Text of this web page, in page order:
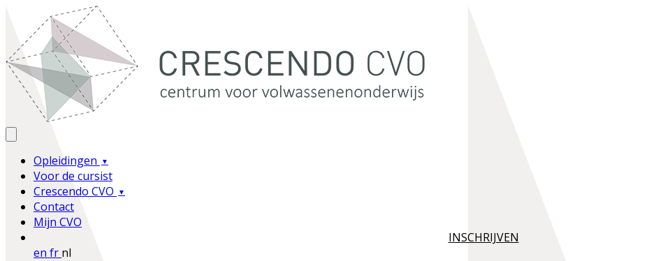
Opleidingen
Voor de cursist
Crescendo CVO
Contact
Mijn CVO
INSCHRIJVEN
en fr nl